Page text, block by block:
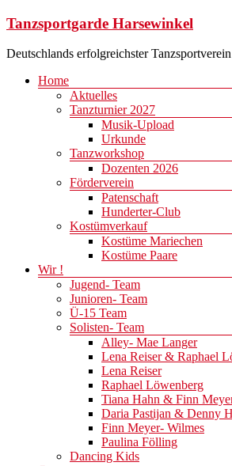
Zum
springen
Tanzsportgarde Harsewinkel
Deutschlands erfolgreichster
Menü
Home
Aktuelles
Tanzturnier 2027
Musik-Upload
Urkunde
Tanzworkshop
Dozenten 2026
Förderverein
Patenschaft
Hunderter-Club
Kostümverkauf
Kostüme Mariechen
Kostüme Paare
Wir !
Jugend- Team
Junioren- Team
Ü-15 Team
Solisten- Team
Alley- Mae Langer
Lena Reiser & Raphael
Lena Reiser
Raphael Löwenberg
Tiana Hahn & Finn
Daria Pastijan & Denny
Finn Meyer- Wilmes
Paulina Fölling
Dancing Kids